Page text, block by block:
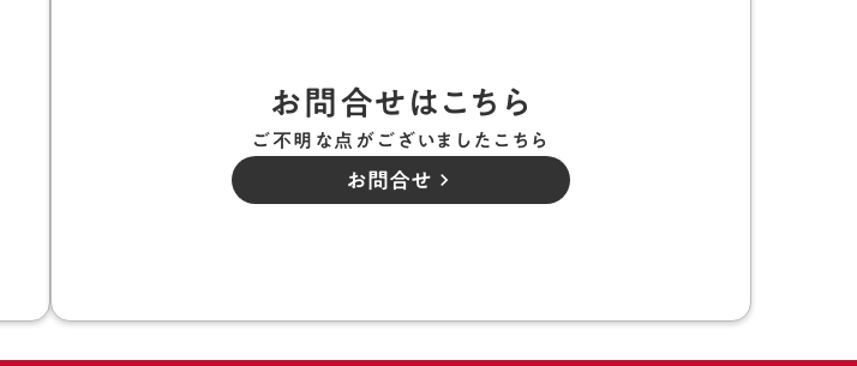
お問合せはこちら
ご不明な点がございましたこちら
お問合せ keyboard_arrow_right